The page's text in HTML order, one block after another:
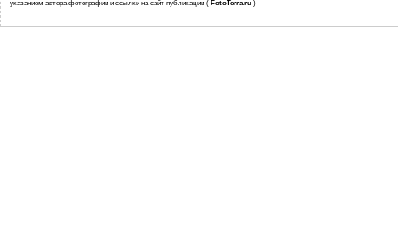
указанием автора фотографии и ссылки на сайт публикации ( FotoTerra.ru )